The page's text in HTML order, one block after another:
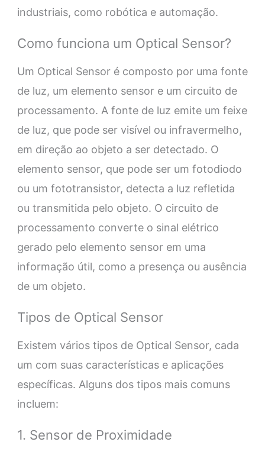
industriais, como robótica e automação.
Como funciona um Optical Sensor?
Um Optical Sensor é composto por uma fonte
de luz, um elemento sensor e um circuito de
processamento. A fonte de luz emite um feixe
de luz, que pode ser visível ou infravermelho,
em direção ao objeto a ser detectado. O
elemento sensor, que pode ser um fotodiodo
ou um fototransistor, detecta a luz refletida
ou transmitida pelo objeto. O circuito de
processamento converte o sinal elétrico
gerado pelo elemento sensor em uma
informação útil, como a presença ou ausência
de um objeto.
Tipos de Optical Sensor
Existem vários tipos de Optical Sensor, cada
um com suas características e aplicações
específicas. Alguns dos tipos mais comuns
incluem:
1. Sensor de Proximidade